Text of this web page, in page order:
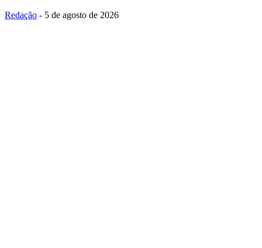
Redação - 5 de agosto de 2026